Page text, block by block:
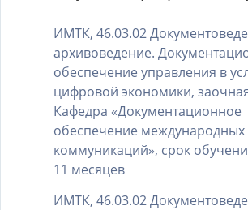
ИМТК, 46.03.02
архивоведение.
обеспечение управления в
цифровой экономики,
Кафедра «Документационное
обеспечение международных
коммуникаций», срок
11 месяцев
ИМТК, 46.03.02